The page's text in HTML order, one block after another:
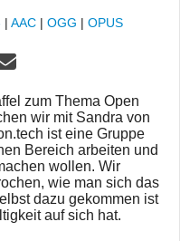
| AAC | OGG | OPUS
zum Thema Open
wir mit Sandra von
ist eine Gruppe
Bereich arbeiten und
wollen. Wir
wie man sich das
dazu gekommen ist
auf sich hat.